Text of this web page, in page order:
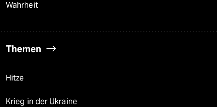
Wahrheit
Themen
Hitze
Krieg in der Ukraine